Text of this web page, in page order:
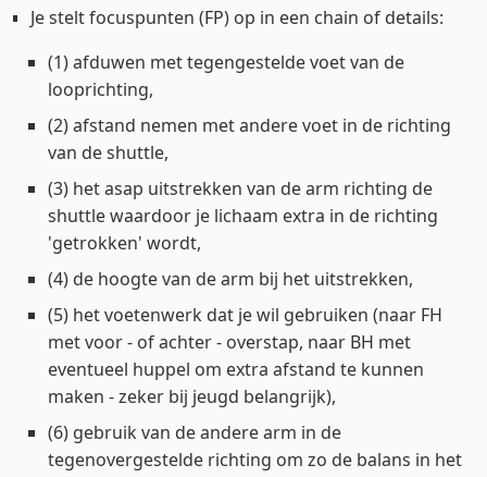
Je stelt focuspunten (FP) op in een chain of details:
(1) afduwen met tegengestelde voet van de
looprichting,
(2) afstand nemen met andere voet in de richting
van de shuttle,
(3) het asap uitstrekken van de arm richting de
shuttle waardoor je lichaam extra in de richting
'getrokken' wordt,
(4) de hoogte van de arm bij het uitstrekken,
(5) het voetenwerk dat je wil gebruiken (naar FH
met voor - of achter - overstap, naar BH met
eventueel huppel om extra afstand te kunnen
maken - zeker bij jeugd belangrijk),
(6) gebruik van de andere arm in de
tegenovergestelde richting om zo de balans in het